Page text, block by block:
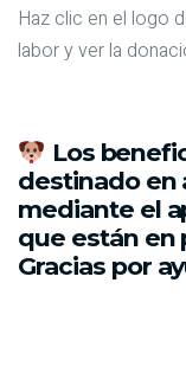
Haz clic en el logo
labor y ver la
Los
destinado en
mediante el
que están en
Gracias por